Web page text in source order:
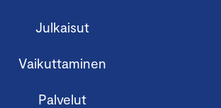
Julkaisut
Vaikuttaminen
Palvelut